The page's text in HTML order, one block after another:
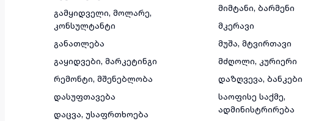
გამყიდველი, მოლარე,
კონსულტანტი
განათლება
გაყიდვები, მარკეტინგი
რემონტი, მშენებლობა
დასუფთავება
დაცვა, უსაფრთხოება
მიმტანი, ბარმენი
მკერავი
მუშა, მტვირთავი
მძღოლი, კურიერი
დაზღვევა, ბანკები
საოფისე საქმე,
ადმინისტრირება